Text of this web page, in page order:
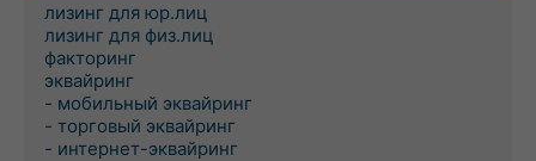
лизинг для юр.лиц
лизинг для физ.лиц
факторинг
эквайринг
- мобильный эквайринг
- торговый эквайринг
- интернет-эквайринг